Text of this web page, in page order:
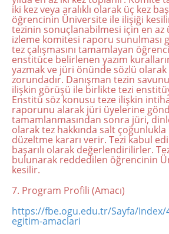
iki kez veya aralıklı olarak üç kez
öğrencinin Üniversite ile ilişiği
tezinin sonuçlanabilmesi için en az
izleme komitesi raporu sunulması
tez çalışmasını tamamlayan
enstitüce belirlenen yazım
yazmak ve jüri önünde sözlü
zorundadır. Danışman tezin
ilişkin görüşü ile birlikte tezi
Enstitü söz konusu teze ilişkin
raporunu alarak jüri üyelerine
tamamlanmasından sonra jüri,
olarak tez hakkında salt
düzeltme kararı verir. Tezi kabul
başarılı olarak değerlendirilirler.
bulunarak reddedilen öğrencinin
kesilir.
7. Program Profili (Amacı)
https://fbe.ogu.edu.tr/Sayfa/
egitim-amaclari